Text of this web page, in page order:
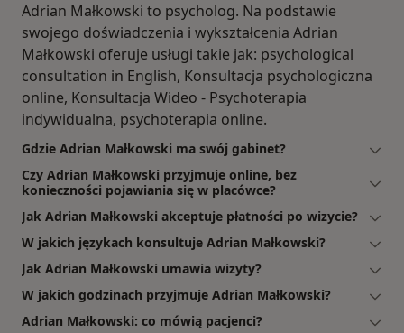
Adrian Małkowski to psycholog. Na podstawie
swojego doświadczenia i wykształcenia Adrian
Małkowski oferuje usługi takie jak: psychological
consultation in English, Konsultacja psychologiczna
online, Konsultacja Wideo - Psychoterapia
indywidualna, psychoterapia online.
Gdzie Adrian Małkowski ma swój gabinet?
Czy Adrian Małkowski przyjmuje online, bez
konieczności pojawiania się w placówce?
Jak Adrian Małkowski akceptuje płatności po wizycie?
W jakich językach konsultuje Adrian Małkowski?
Jak Adrian Małkowski umawia wizyty?
W jakich godzinach przyjmuje Adrian Małkowski?
Adrian Małkowski: co mówią pacjenci?